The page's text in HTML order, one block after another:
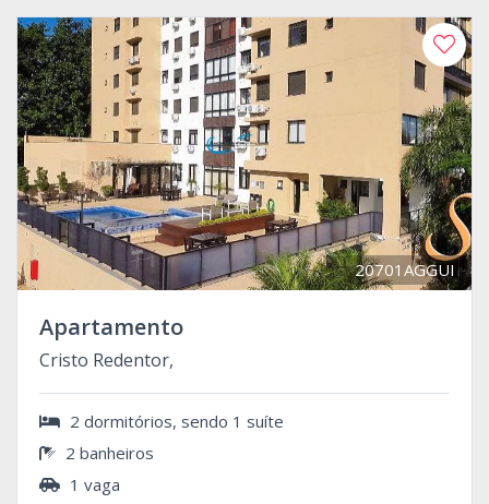
20701AGGUI
Apartamento
Cristo Redentor,
2 dormitórios, sendo 1 suíte
2 banheiros
1 vaga